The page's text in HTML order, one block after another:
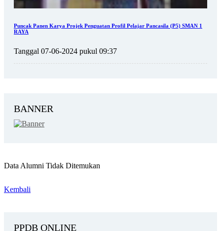
Puncak Panen Karya Projek Penguatan Profil Pelajar Pancasila (P5) SMAN 1
RAYA
Tanggal 07-06-2024 pukul 09:37
BANNER
Data Alumni Tidak Ditemukan
Kembali
PPDB ONLINE